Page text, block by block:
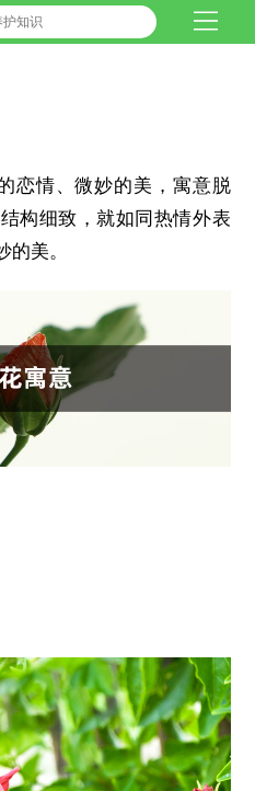
恋情、微妙的美，寓意脱
构细致，就如同热情外表
美。